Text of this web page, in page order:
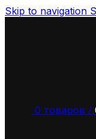
Skip to navigation
0 товаров /